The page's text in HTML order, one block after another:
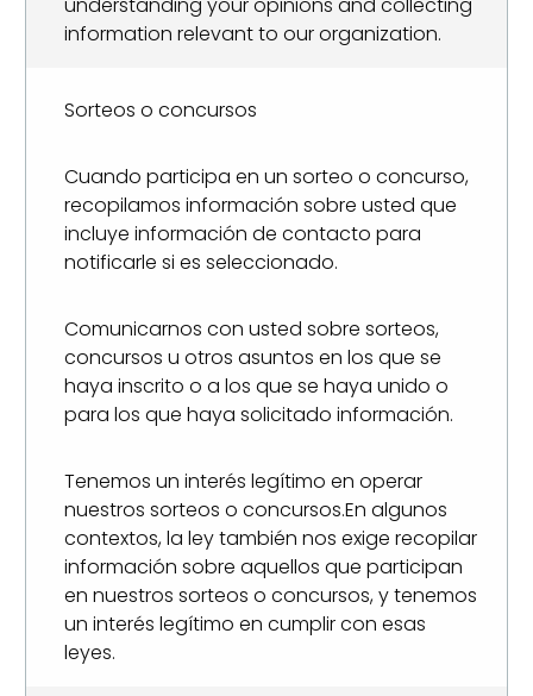
information relevant to our organization.
Sorteos o concursos
Cuando participa en un sorteo o concurso,
recopilamos información sobre usted que
incluye información de contacto para
notificarle si es seleccionado.
Comunicarnos con usted sobre sorteos,
concursos u otros asuntos en los que se
haya inscrito o a los que se haya unido o
para los que haya solicitado información.
Tenemos un interés legítimo en operar
nuestros sorteos o concursos.En algunos
contextos, la ley también nos exige recopilar
información sobre aquellos que participan
en nuestros sorteos o concursos, y tenemos
un interés legítimo en cumplir con esas
leyes.